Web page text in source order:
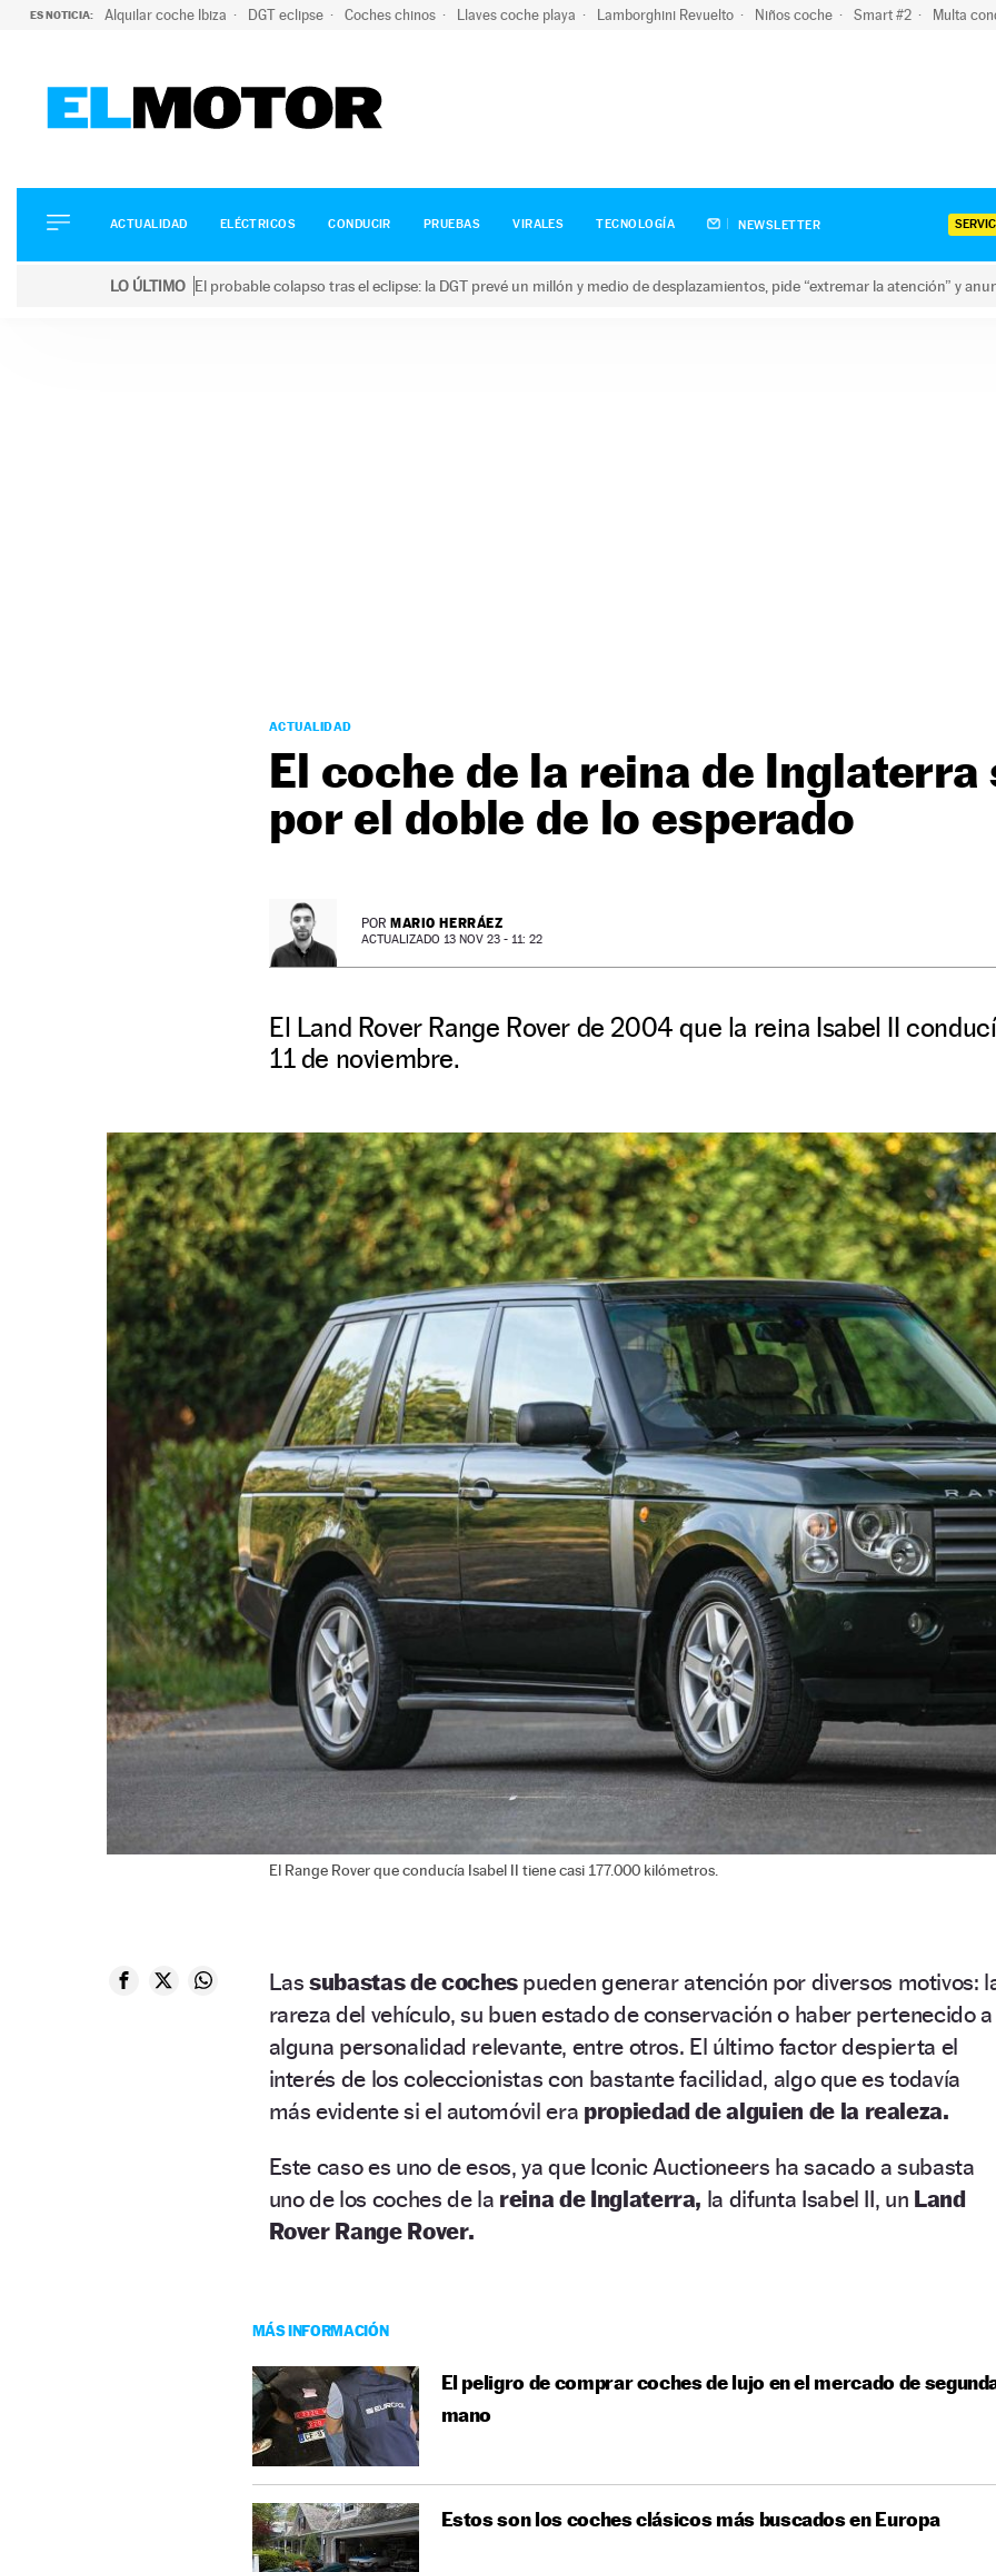
ES NOTICIA: Alquilar coche Ibiza DGT eclipse Coches chinos Llaves coche playa Lamborghini Revuelto Niños coche Smart #2 Multa
ELÉCTRICOS
CONDUCIR
ACTUALIDAD ELÉCTRICOS CONDUCIR PRUEBAS VIRALES TECNOLOGÍA NEWSLETTER
LO ÚLTIMO El probable colapso tras el eclipse: la DGT prevé un millón y medio de desplazamientos, pide “extremar la atención” y
ACTUALIDAD
El coche de la reina de Inglaterra
por el doble de lo esperado
POR MARIO HERRÁEZ
ACTUALIZADO 13 NOV 23 - 11: 22
El Land Rover Range Rover de 2004 que la reina Isabel II
11 de noviembre.
El Range Rover que conducía Isabel II tiene casi 177.000 kilómetros.
Lassubastas de cochespueden generar atención por diversos motivos:
rareza del vehículo, su buen estado de conservación o haber pertenecido a
alguna personalidad relevante, entre otros. El último factor despierta el
interés de los coleccionistas con bastante facilidad, algo que es todavía
más evidente si el automóvil era propiedad de alguien de la realeza.
Este caso es uno de esos, ya que Iconic Auctioneers ha sacado a subasta
uno de los coches de la reina de Inglaterra, la difunta Isabel II, un Land
Rover Range Rover.
MÁS INFORMACIÓN
El peligro de comprar coches de lujo en el mercado de
mano
Estos son los coches clásicos más buscados en Europa